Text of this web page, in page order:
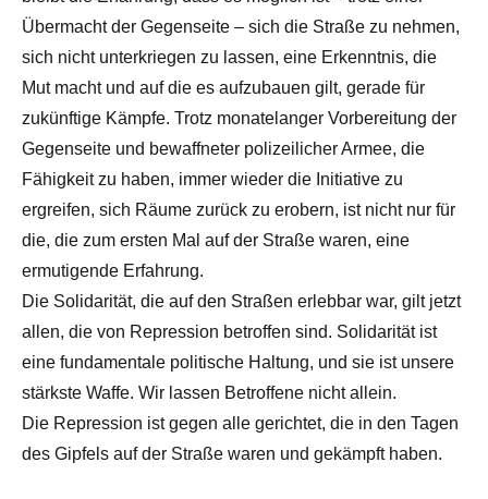
Übermacht der Gegenseite – sich die Straße zu nehmen,
sich nicht unterkriegen zu lassen, eine Erkenntnis, die
Mut macht und auf die es aufzubauen gilt, gerade für
zukünftige Kämpfe. Trotz monatelanger Vorbereitung der
Gegenseite und bewaffneter polizeilicher Armee, die
Fähigkeit zu haben, immer wieder die Initiative zu
ergreifen, sich Räume zurück zu erobern, ist nicht nur für
die, die zum ersten Mal auf der Straße waren, eine
ermutigende Erfahrung.
Die Solidarität, die auf den Straßen erlebbar war, gilt jetzt
allen, die von Repression betroffen sind. Solidarität ist
eine fundamentale politische Haltung, und sie ist unsere
stärkste Waffe. Wir lassen Betroffene nicht allein.
Die Repression ist gegen alle gerichtet, die in den Tagen
des Gipfels auf der Straße waren und gekämpft haben.